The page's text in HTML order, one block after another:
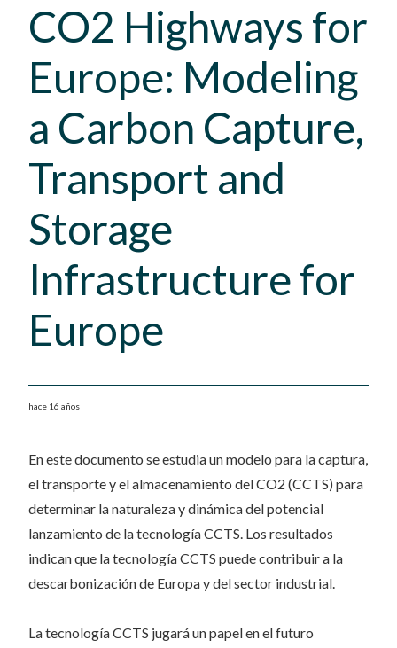
CO2 Highways for
Europe: Modeling
a Carbon Capture,
Transport and
Storage
Infrastructure for
Europe
hace 16 años
En este documento se estudia un modelo para la captura,
el transporte y el almacenamiento del CO2 (CCTS) para
determinar la naturaleza y dinámica del potencial
lanzamiento de la tecnología CCTS. Los resultados
indican que la tecnología CCTS puede contribuir a la
descarbonización de Europa y del sector industrial.
La tecnología CCTS jugará un papel en el futuro